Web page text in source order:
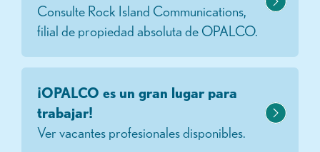
Consulte Rock Island Communications,
filial de propiedad absoluta de OPALCO.
¡OPALCO es un gran lugar para
trabajar!
Ver vacantes profesionales disponibles.